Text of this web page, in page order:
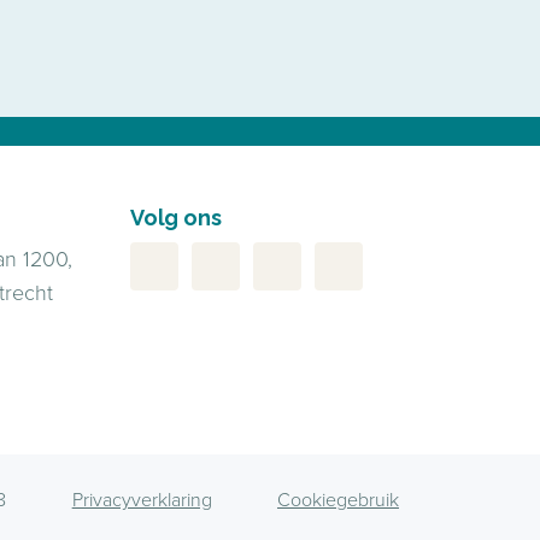
1200,
Volg ons
Privacyverklaring Cookiegebruik